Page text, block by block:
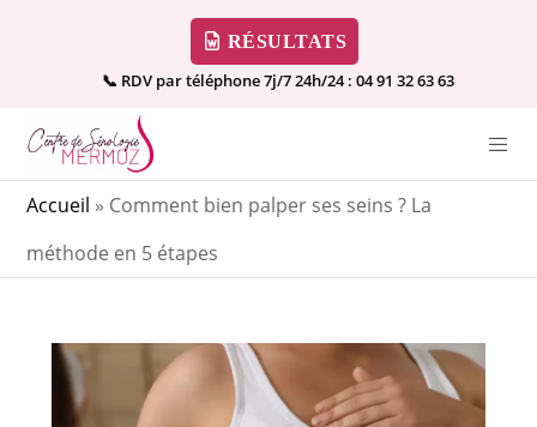
RÉSULTATS
📞 RDV par téléphone 7j/7 24h/24 : 04 91 32 63 63
Accueil » Comment bien palper ses seins ? La
méthode en 5 étapes